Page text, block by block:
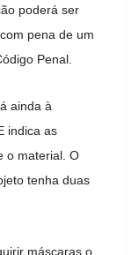
poderá ser
pena de um
Penal.
ainda à
indica as
o material. O
tenha duas
máscaras o